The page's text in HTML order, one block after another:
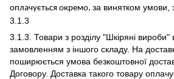
оплачується окремо, за винятком умови,
3.1.3
3.1.3. Товари з розділу "Шкіряні
замовленням з іншого складу. На
поширюється умова безкоштовної
Договору. Доставка такого товару